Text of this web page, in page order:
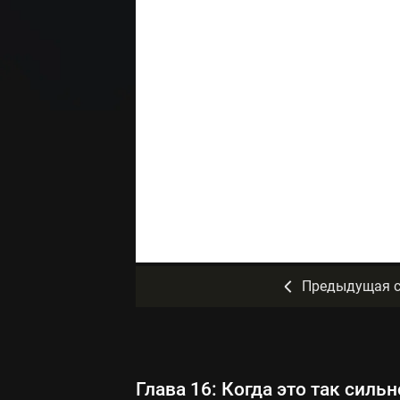
Предыдущая
Глава 16: Когда это так